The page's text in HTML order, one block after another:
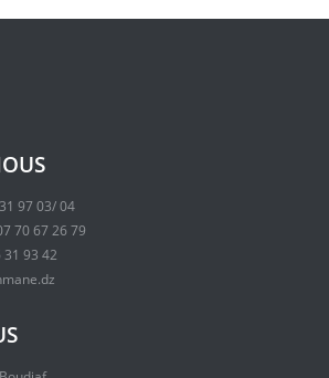
97 03/ 04
70 67 26 79
31 93 42